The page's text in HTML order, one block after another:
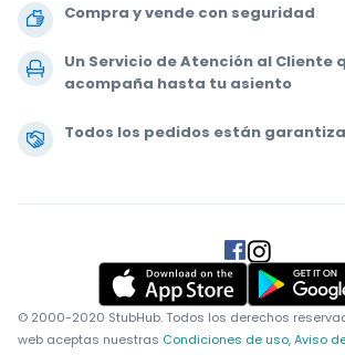
Compra y vende con seguridad
Un Servicio de Atención al Cliente
acompaña hasta tu asiento
Todos los pedidos están
© 2000-2020 StubHub. Todos los derechos
web aceptas nuestras Condiciones de uso, Aviso
.
.
.